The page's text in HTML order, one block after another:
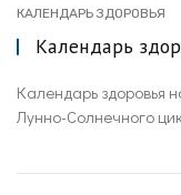
КАЛЕНДАРЬ ЗДОРОВЬЯ
Календарь
Календарь здоровья
Лунно-Солнечного